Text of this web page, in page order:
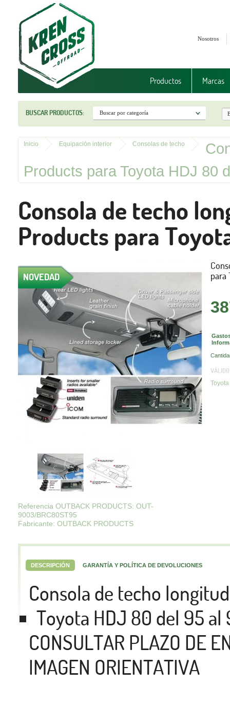
Nosotros
Productos Marcas
BUSCAR PRODUCTOS:
Inicio Equipación interior Consolas de techo
Products para Toyota HDJ 80
Consola de techo
Products para
NOVEDAD
Referencia OUTBACK PRODUCTS: OUT-
9003/BRC80ST95
Fabricante: OUTBACK PRODUCTS
para
DESCRIPCIÓN GARANTÍA Y POLÍTICA DE DEVOLUCIONES
Consola de techo
Toyota HDJ 80 del 95 al
CONSULTAR PLAZO DE
IMAGEN ORIENTATIVA